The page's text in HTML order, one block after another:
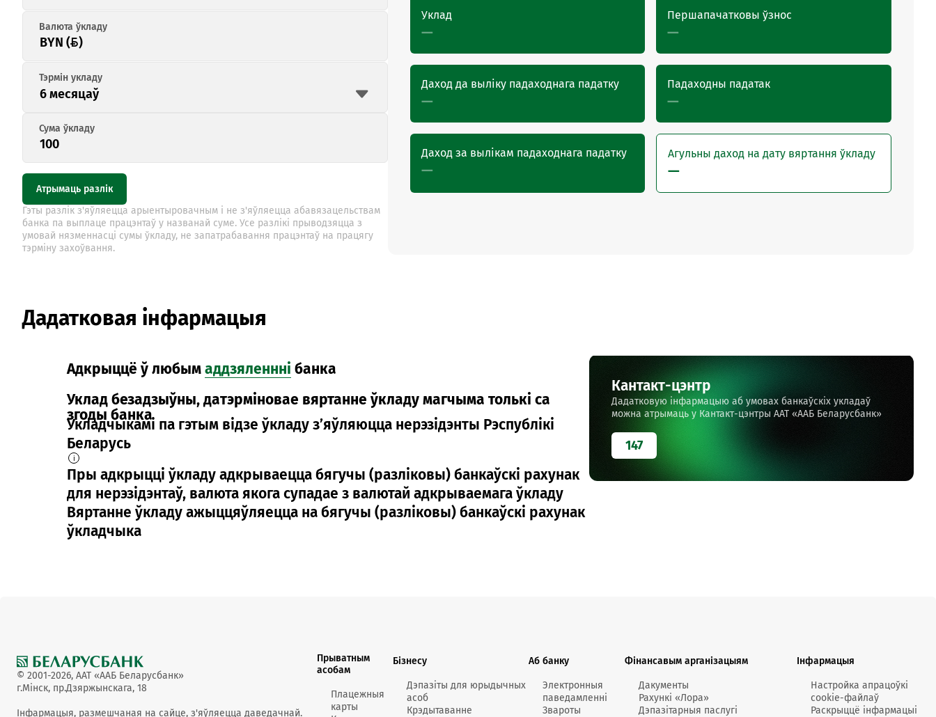
BYN ()
6 месяцаў
Атрымаць разлік
Гэты разлік з'яўляецца арыентыровачным і не з'яўляецца абавязацельствам
банка па выплаце працэнтаў у названай суме. Усе разлікі прыводзяцца з
умовай нязменнасці сумы ўкладу, не запатрабавання працэнтаў на працягу
тэрміну захоўвання.
Уклад
—
Першапачатковы ўзнос
—
Даход да выліку падаходнага падатку
—
Падаходны падатак
—
Даход за вылікам падаходнага падатку
—
Агульны даход на дату вяртання ўкладу
—
Дадатковая інфармацыя
Адкрыццё ў любымаддзяленнні банка
Уклад безадзыўны, датэрміновае вяртанне ўкладу магчыма толькі са
згоды банка
Укладчыкамі па гэтым відзе ўкладу з’яўляюцца нерэзідэнты Рэспублікі
Беларусь
i
Пры адкрыцці ўкладу адкрываецца бягучы (разліковы) банкаўскі рахунак
для нерэзідэнтаў, валюта якога супадае з валютай адкрываемага ўкладу
Вяртанне ўкладу ажыццяўляецца на бягучы (разліковы) банкаўскі рахунак
ўкладчыка
Кантакт-цэнтр
Дадатковую інфармацыю аб умовах банкаўскіх укладаў
можна атрымаць у Кантакт-цэнтры ААТ «ААБ Беларусбанк»
147
© 2001-2026, ААТ «ААБ Беларусбанк»
г.Мінск, пр.Дзяржынскага, 18
Інфармацыя, размешчаная на сайце, з'яўляецца даведачнай.
Прыватным
асобам
Плацежныя
карты
Бізнесу
Дэпазіты для юрыдычных
асоб
Крэдытаванне
Аб банку
Электронныя
паведамленні
Звароты
Фінансавым арганізацыям
Дакументы
Рахункі «Лора»
Дэпазітарныя паслугі
Інфармацыя
Настройка апрацоўкі
cookie-файлаў
Раскрыццё інфармацыі